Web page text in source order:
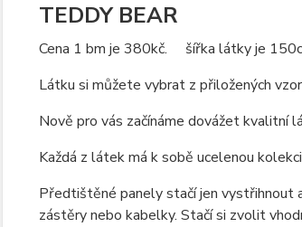
TEDDY BEAR
Cena 1 bm je 380kč. šířka látky je
Látku si můžete vybrat z přiložených
Nově pro vás začínáme dovážet
Každá z látek má k sobě ucelenou
Předtištěné panely stačí jen vystřihnout
zástěry nebo kabelky. Stačí si zvolit